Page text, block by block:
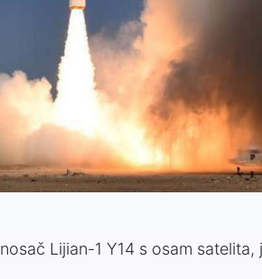
Lijian-1 Y14 s osam satelita,